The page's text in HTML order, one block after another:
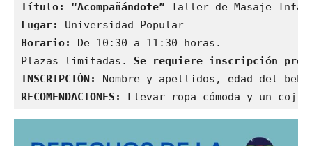
Título: “Acompañándote”
Lugar:
Horario:
De 10:30 a 11:30 horas.
Plazas limitadas.
INSCRIPCIÓN:
RECOMENDACIONES:
Llevar ropa cómoda y un